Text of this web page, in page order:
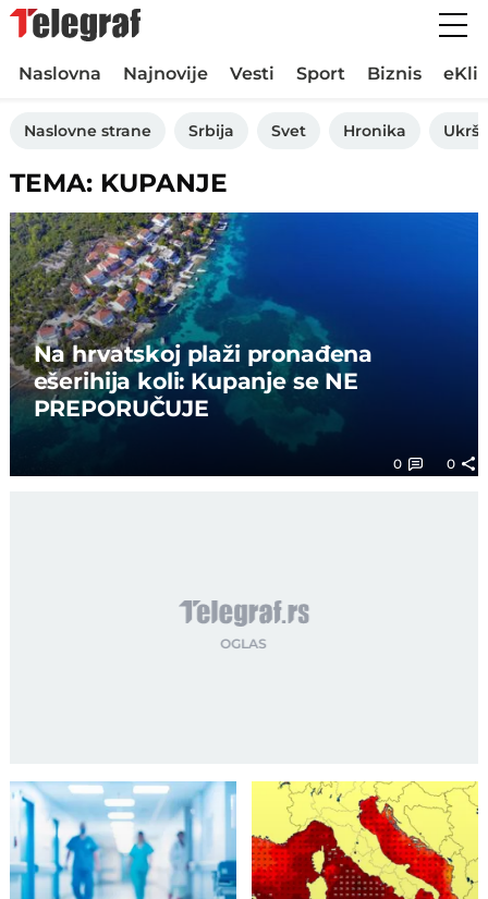
Naslovna Najnovije Vesti Sport Biznis
Naslovne strane Srbija Svet Hronika
TEMA: KUPANJE
Na hrvatskoj plaži pronađena
ešerihija koli: Kupanje se NE
PREPORUČUJE
0 0